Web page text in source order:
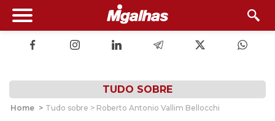
TUDO SOBRE
Home > Tudo sobre > Roberto Antonio Vallim Bellocchi